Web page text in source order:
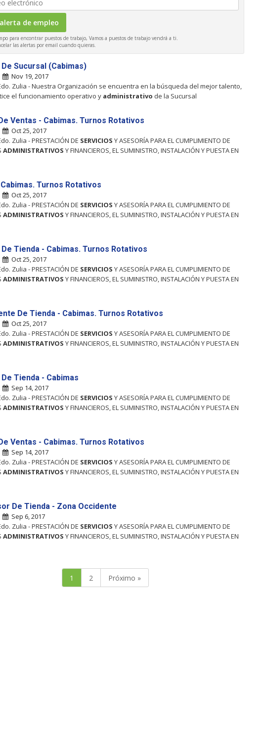
para encontrar puestos de trabajo, Vamos a puestos de trabajo vendrá a ti.
las alertas por email cuando quieras.
Sucursal (Cabimas)
Nov 19, 2017
Zulia - Nuestra Organización se encuentra en la búsqueda del mejor talento,
el funcionamiento operativo y administrativo de la Sucursal
Ventas - Cabimas. Turnos Rotativos
Oct 25, 2017
Zulia - PRESTACIÓN DE SERVICIOS Y ASESORÍA PARA EL CUMPLIMIENTO DE
ADMINISTRATIVOS Y FINANCIEROS, EL SUMINISTRO, INSTALACIÓN Y PUESTA EN
Turnos Rotativos
Oct 25, 2017
Zulia - PRESTACIÓN DE SERVICIOS Y ASESORÍA PARA EL CUMPLIMIENTO DE
ADMINISTRATIVOS Y FINANCIEROS, EL SUMINISTRO, INSTALACIÓN Y PUESTA EN
Tienda - Cabimas. Turnos Rotativos
Oct 25, 2017
Zulia - PRESTACIÓN DE SERVICIOS Y ASESORÍA PARA EL CUMPLIMIENTO DE
ADMINISTRATIVOS Y FINANCIEROS, EL SUMINISTRO, INSTALACIÓN Y PUESTA EN
De Tienda - Cabimas. Turnos Rotativos
Oct 25, 2017
Zulia - PRESTACIÓN DE SERVICIOS Y ASESORÍA PARA EL CUMPLIMIENTO DE
ADMINISTRATIVOS Y FINANCIEROS, EL SUMINISTRO, INSTALACIÓN Y PUESTA EN
Tienda - Cabimas
Sep 14, 2017
Zulia - PRESTACIÓN DE SERVICIOS Y ASESORÍA PARA EL CUMPLIMIENTO DE
ADMINISTRATIVOS Y FINANCIEROS, EL SUMINISTRO, INSTALACIÓN Y PUESTA EN
Ventas - Cabimas. Turnos Rotativos
Sep 14, 2017
Zulia - PRESTACIÓN DE SERVICIOS Y ASESORÍA PARA EL CUMPLIMIENTO DE
ADMINISTRATIVOS Y FINANCIEROS, EL SUMINISTRO, INSTALACIÓN Y PUESTA EN
De Tienda - Zona Occidente
Sep 6, 2017
Zulia - PRESTACIÓN DE SERVICIOS Y ASESORÍA PARA EL CUMPLIMIENTO DE
ADMINISTRATIVOS Y FINANCIEROS, EL SUMINISTRO, INSTALACIÓN Y PUESTA EN
1 2 Próximo »